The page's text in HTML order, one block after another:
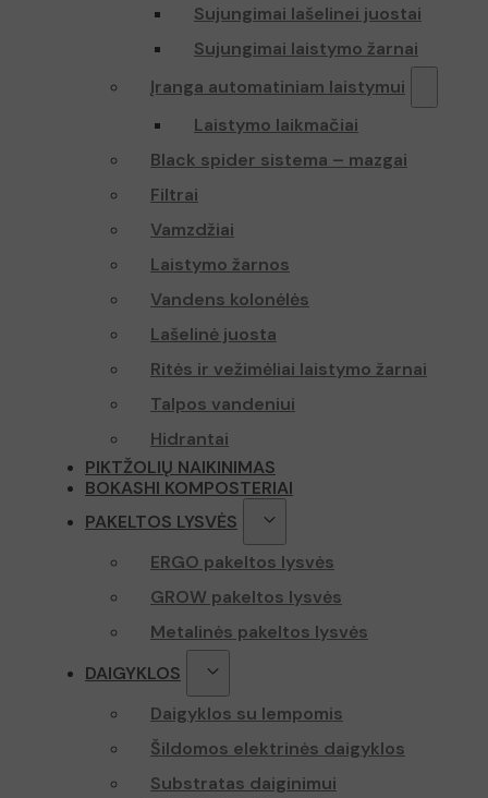
Sujungimai lašelinei juostai
Sujungimai laistymo žarnai
Įranga automatiniam laistymui
Laistymo laikmačiai
Black spider sistema – mazgai
Filtrai
Vamzdžiai
Laistymo žarnos
Vandens kolonėlės
Lašelinė juosta
Ritės ir vežimėliai laistymo žarnai
Talpos vandeniui
Hidrantai
PIKTŽOLIŲ NAIKINIMAS
BOKASHI KOMPOSTERIAI
PAKELTOS LYSVĖS
ERGO pakeltos lysvės
GROW pakeltos lysvės
Metalinės pakeltos lysvės
DAIGYKLOS
Daigyklos su lempomis
Šildomos elektrinės daigyklos
Substratas daiginimui